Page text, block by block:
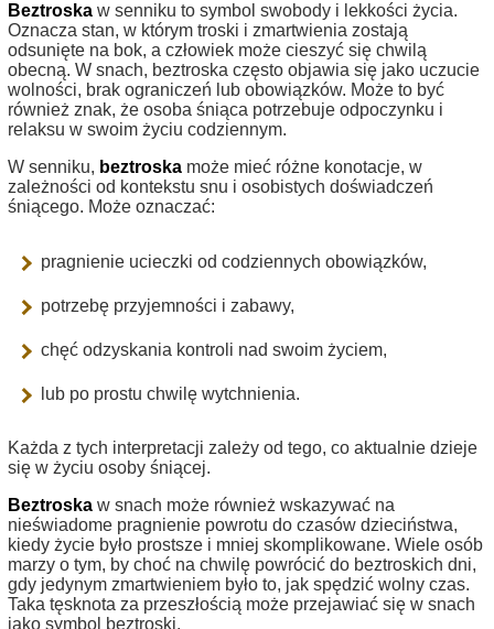
Beztroska w senniku to symbol swobody i lekkości życia.
Oznacza stan, w którym troski i zmartwienia zostają
odsunięte na bok, a człowiek może cieszyć się chwilą
obecną. W snach, beztroska często objawia się jako uczucie
wolności, brak ograniczeń lub obowiązków. Może to być
również znak, że osoba śniąca potrzebuje odpoczynku i
relaksu w swoim życiu codziennym.
W senniku, beztroska może mieć różne konotacje, w
zależności od kontekstu snu i osobistych doświadczeń
śniącego. Może oznaczać:
pragnienie ucieczki od codziennych obowiązków,
potrzebę przyjemności i zabawy,
chęć odzyskania kontroli nad swoim życiem,
lub po prostu chwilę wytchnienia.
Każda z tych interpretacji zależy od tego, co aktualnie dzieje
się w życiu osoby śniącej.
Beztroska w snach może również wskazywać na
nieświadome pragnienie powrotu do czasów dzieciństwa,
kiedy życie było prostsze i mniej skomplikowane. Wiele osób
marzy o tym, by choć na chwilę powrócić do beztroskich dni,
gdy jedynym zmartwieniem było to, jak spędzić wolny czas.
Taka tęsknota za przeszłością może przejawiać się w snach
jako symbol beztroski.